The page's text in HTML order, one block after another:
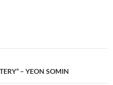
– YEON SOMIN